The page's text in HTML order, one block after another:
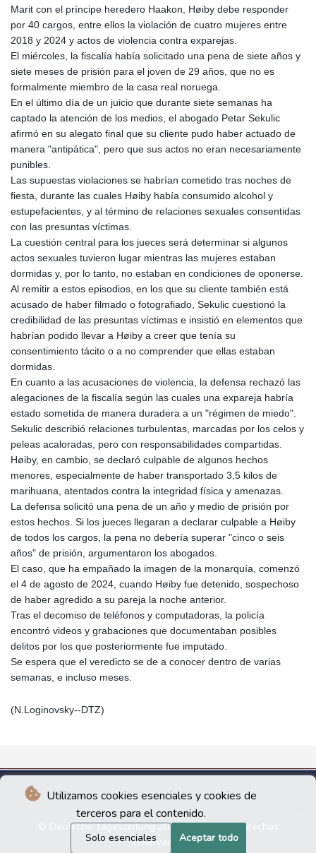
Utilizamos cookies esenciales y cookies de
terceros para el contenido.
Solo esenciales Aceptar todo
Marit con el príncipe heredero Haakon, Høiby debe responder
por 40 cargos, entre ellos la violación de cuatro mujeres entre
2018 y 2024 y actos de violencia contra exparejas.
El miércoles, la fiscalía había solicitado una pena de siete años y
siete meses de prisión para el joven de 29 años, que no es
formalmente miembro de la casa real noruega.
En el último día de un juicio que durante siete semanas ha
captado la atención de los medios, el abogado Petar Sekulic
afirmó en su alegato final que su cliente pudo haber actuado de
manera "antipática", pero que sus actos no eran necesariamente
punibles.
Las supuestas violaciones se habrían cometido tras noches de
fiesta, durante las cuales Høiby había consumido alcohol y
estupefacientes, y al término de relaciones sexuales consentidas
con las presuntas víctimas.
La cuestión central para los jueces será determinar si algunos
actos sexuales tuvieron lugar mientras las mujeres estaban
dormidas y, por lo tanto, no estaban en condiciones de oponerse.
Al remitir a estos episodios, en los que su cliente también está
acusado de haber filmado o fotografiado, Sekulic cuestionó la
credibilidad de las presuntas víctimas e insistió en elementos que
habrían podido llevar a Høiby a creer que tenía su
consentimiento tácito o a no comprender que ellas estaban
dormidas.
En cuanto a las acusaciones de violencia, la defensa rechazó las
alegaciones de la fiscalía según las cuales una expareja habría
estado sometida de manera duradera a un "régimen de miedo".
Sekulic describió relaciones turbulentas, marcadas por los celos y
peleas acaloradas, pero con responsabilidades compartidas.
Høiby, en cambio, se declaró culpable de algunos hechos
menores, especialmente de haber transportado 3,5 kilos de
marihuana, atentados contra la integridad física y amenazas.
La defensa solicitó una pena de un año y medio de prisión por
estos hechos. Si los jueces llegaran a declarar culpable a Høiby
de todos los cargos, la pena no debería superar "cinco o seis
años" de prisión, argumentaron los abogados.
El caso, que ha empañado la imagen de la monarquía, comenzó
el 4 de agosto de 2024, cuando Høiby fue detenido, sospechoso
de haber agredido a su pareja la noche anterior.
Tras el decomiso de teléfonos y computadoras, la policía
encontró videos y grabaciones que documentaban posibles
delitos por los que posteriormente fue imputado.
Se espera que el veredicto se de a conocer dentro de varias
semanas, e incluso meses.
(N.Loginovsky--DTZ)
© Deutsche Tageszeitung 2026 - Todos los derechos
reservados